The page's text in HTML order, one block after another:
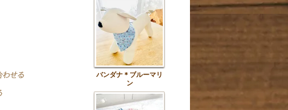
バンダナ＊ブルーマリ
ン